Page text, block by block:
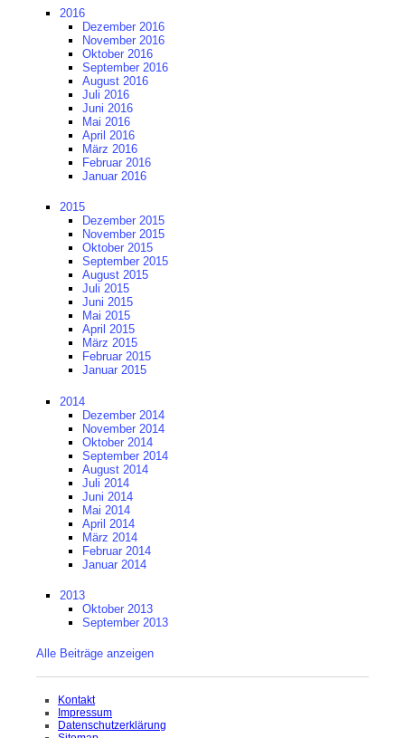
2016
Dezember 2016
November 2016
Oktober 2016
September 2016
August 2016
Juli 2016
Juni 2016
Mai 2016
April 2016
März 2016
Februar 2016
Januar 2016
2015
Dezember 2015
November 2015
Oktober 2015
September 2015
August 2015
Juli 2015
Juni 2015
Mai 2015
April 2015
März 2015
Februar 2015
Januar 2015
2014
Dezember 2014
November 2014
Oktober 2014
September 2014
August 2014
Juli 2014
Juni 2014
Mai 2014
April 2014
März 2014
Februar 2014
Januar 2014
2013
Oktober 2013
September 2013
Alle Beiträge anzeigen
Navigation
überspringen
Kontakt
Impressum
Datenschutzerklärung